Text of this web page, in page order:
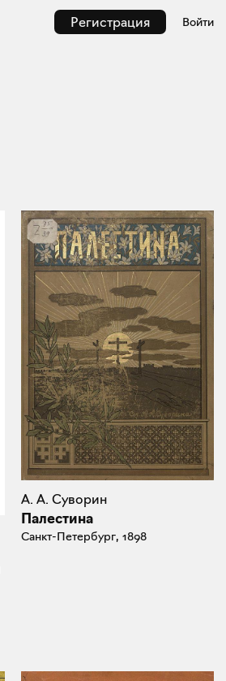
Регистрация Войти
А. А. Суворин
Палестина
Санкт-Петербург, 1898